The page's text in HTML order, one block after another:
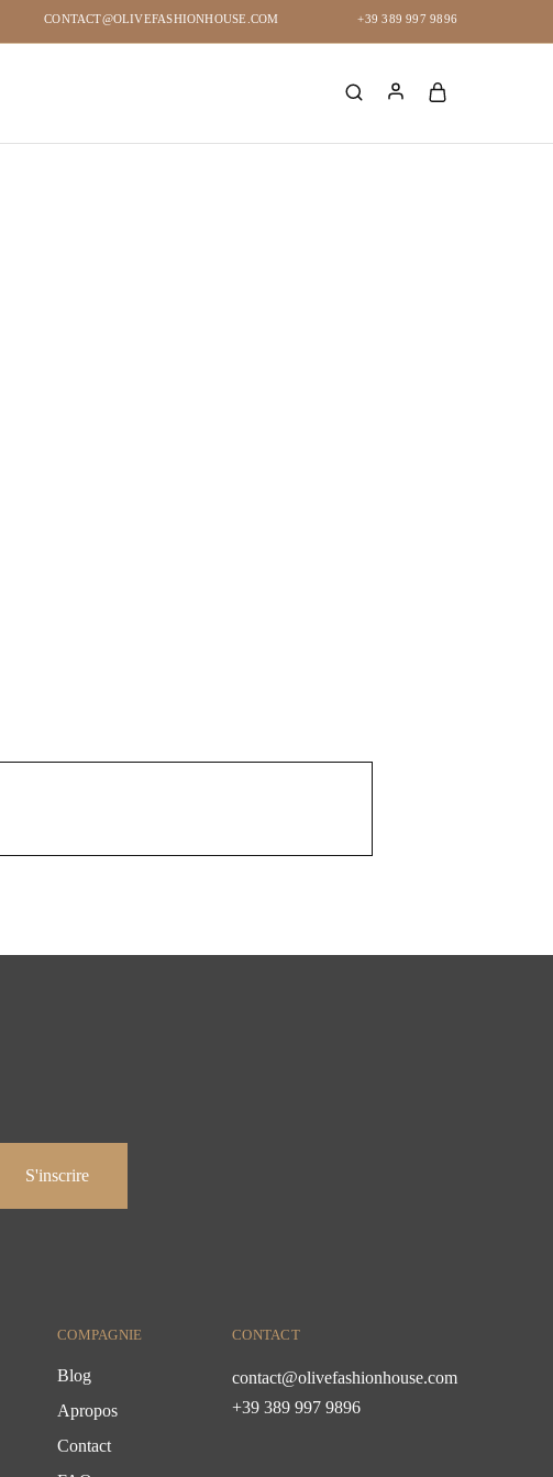
CONTACT@OLIVEFASHIONHOUSE.COM +39 389 997 9896
COMPAGNIE
Blog
Apropos
Contact
CONTACT
contact@olivefashionhouse.com
+39 389 997 9896